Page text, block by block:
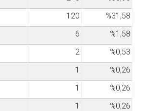
120
%31,58
6
%1,58
2
%0,53
1
%0,26
1
%0,26
1
%0,26